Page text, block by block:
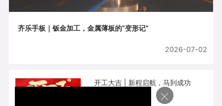
齐乐手板｜钣金加工，金属薄板的“变形记”
2026-07-02
开工大吉 | 新程启航，马到成功
×